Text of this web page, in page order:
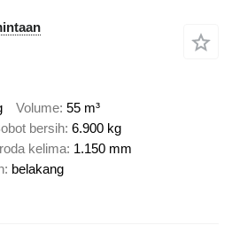
Volume 55 m³
bersih 6.900 kg
kelima 1.150 mm
belakang